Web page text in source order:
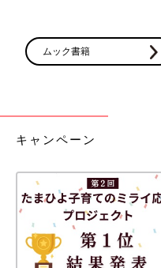
ムック書籍
キャンペーン